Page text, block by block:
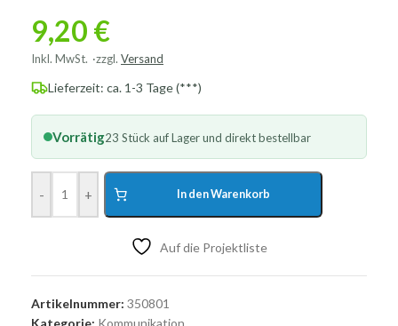
9,20 €
Inkl. MwSt. zzgl. Versand
Lieferzeit: ca. 1-3 Tage (***)
Vorrätig23 Stück auf Lager und direkt bestellbar
- + In den Warenkorb
Auf die Projektliste
Artikelnummer: 350801
Kategorie: Kommunikation